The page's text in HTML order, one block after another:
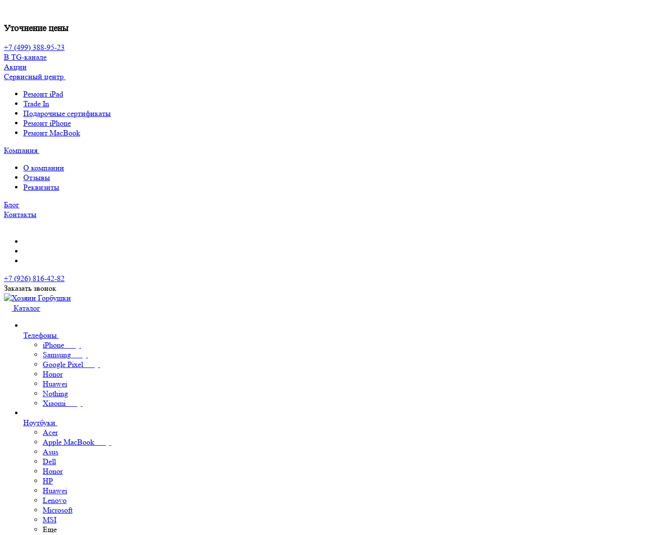
Уточнение цены
+7 (499) 388-95-23
В TG-канале
Акции
Сервисный центр
Ремонт iPad
Trade In
Подарочные сертификаты
Ремонт iPhone
Ремонт MacBook
Компания
О компании
Отзывы
Реквизиты
Блог
Контакты
+7 (926) 816-42-82
Заказать звонок
Каталог
Телефоны
iPhone
Samsung
Google Pixel
Honor
Huawei
Nothing
Xiaomi
Ноутбуки
Acer
Apple MacBook
Asus
Dell
Honor
HP
Huawei
Lenovo
Microsoft
MSI
Еще